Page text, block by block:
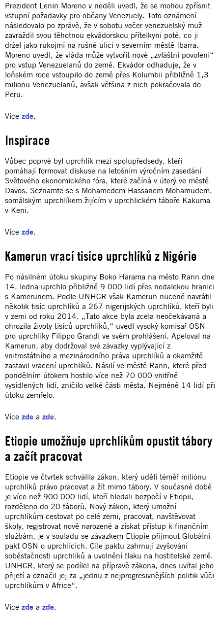
Prezident Lenin Moreno v neděli uvedl, že se mohou zpřísnit
vstupní požadavky pro občany Venezuely. Toto oznámení
následovalo po zprávě, že v sobotu večer venezuelský muž
zavraždil svou těhotnou ekvádorskou přítelkyni poté, co ji
držel jako rukojmí na rušné ulici v severním městě Ibarra.
Moreno uvedl, že vláda může vytvořit nové „zvláštní povolení“
pro vstup Venezuelanů do země. Ekvádor odhaduje, že v
loňském roce vstoupilo do země přes Kolumbii přibližně 1,3
milionu Venezuelanů, avšak většina z nich pokračovala do
Peru.
Více zde.
Inspirace
Vůbec poprvé byl uprchlík mezi spolupředsedy, kteří
pomáhají formovat diskuse na letošním výročním zasedání
Světového ekonomického fóra, které začíná v úterý ve městě
Davos. Seznamte se s Mohamedem Hassanem Mohamudem,
somálským uprchlíkem žijícím v uprchlickém táboře Kakuma
v Keni.
Více zde.
Kamerun vrací tisíce uprchlíků z Nigérie
Po násilném útoku skupiny Boko Harama na město Rann dne
14. ledna uprchlo přibližně 9 000 lidí přes nedalekou hranici
s Kamerunem. Podle UNHCR však Kamerun nuceně navrátil
několik tisíc uprchlíků a 267 nigerijských uprchlíků, kteří byli
v zemi od roku 2014. „Tato akce byla zcela neočekávaná a
ohrozila životy tisíců uprchlíků,“ uvedl vysoký komisař OSN
pro uprchlíky Filippo Grandi ve svém prohlášení. Apeloval na
Kamerun, aby dodržoval své závazky vyplývající z
vnitrostátního a mezinárodního práva uprchlíků a okamžitě
zastavil vracení uprchlíků. Násilí ve městě Rann, které před
pondělním útokem hostilo více než 70 000 vnitřně
vysídlených lidí, zničilo velké části města. Nejméně 14 lidí při
útoku zemřelo.
Více zde a zde.
Etiopie umožňuje uprchlíkům opustit tábory
a začít pracovat
Etiopie ve čtvrtek schválila zákon, který udělí téměř miliónu
uprchlíků právo pracovat a žít mimo tábory. V současné době
je více než 900 000 lidí, kteří hledali bezpečí v Etiopii,
rozděleno do 20 táborů. Nový zákon, který umožní
uprchlíkům cestovat po celé zemi, pracovat, navštěvovat
školy, registrovat nově narozené a získat přístup k finančním
službám, je v souladu se závazkem Etiopie přijmout Globální
pakt OSN o uprchlících. Cíle paktu zahrnují zvyšování
soběstačnosti uprchlíků a uvolnění tlaku na hostitelské země.
UNHCR, který se podílel na přípravě zákona, dnes uvítal jeho
přijetí a označil jej za „jednu z nejprogresivnějších politik vůči
uprchlíkům v Africe“.
Více zde a zde.